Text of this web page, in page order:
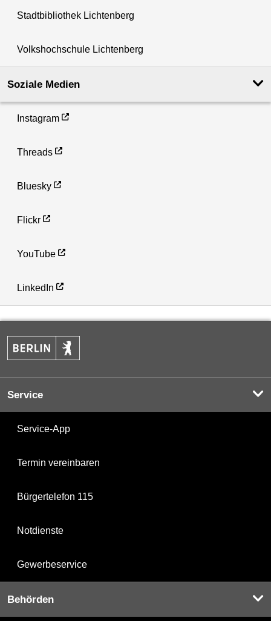
Stadtbibliothek Lichtenberg
Volkshochschule Lichtenberg
Soziale Medien
Instagram
Threads
Bluesky
Flickr
YouTube
LinkedIn
Service
Service-App
Termin vereinbaren
Bürgertelefon 115
Notdienste
Gewerbeservice
Behörden